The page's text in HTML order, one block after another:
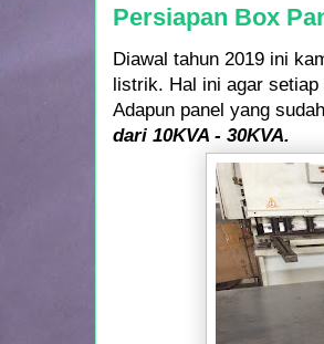
Persiapan Box
Diawal tahun 2019 ini
listrik. Hal ini agar setiap
Adapun panel yang
dari 10KVA - 30KVA.